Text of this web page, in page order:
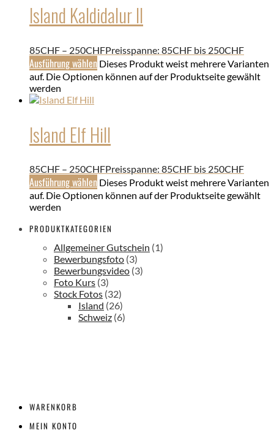
Island Kaldidalur II
85CHF – 250CHFPreisspanne: 85CHF bis 250CHF
Ausführung wählen Dieses Produkt weist mehrere Varianten
auf. Die Optionen können auf der Produktseite gewählt
werden
Island Elf Hill
85CHF – 250CHFPreisspanne: 85CHF bis 250CHF
Ausführung wählen Dieses Produkt weist mehrere Varianten
auf. Die Optionen können auf der Produktseite gewählt
werden
PRODUKTKATEGORIEN
Allgemeiner Gutschein (1)
Bewerbungsfoto (3)
Bewerbungsvideo (3)
Foto Kurs (3)
Stock Fotos (32)
Island (26)
Schweiz (6)
WARENKORB
MEIN KONTO